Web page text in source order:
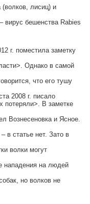
(волков, лисиц) и
вирус бешенства Rabies
г. поместила заметку
Однако в самой
что его тушу
2008 г. писало
потеряли>. В заметке
Вознесеновка и Ясное.
в статье нет. Зато в
волки могут
нападения на людей
но волков не